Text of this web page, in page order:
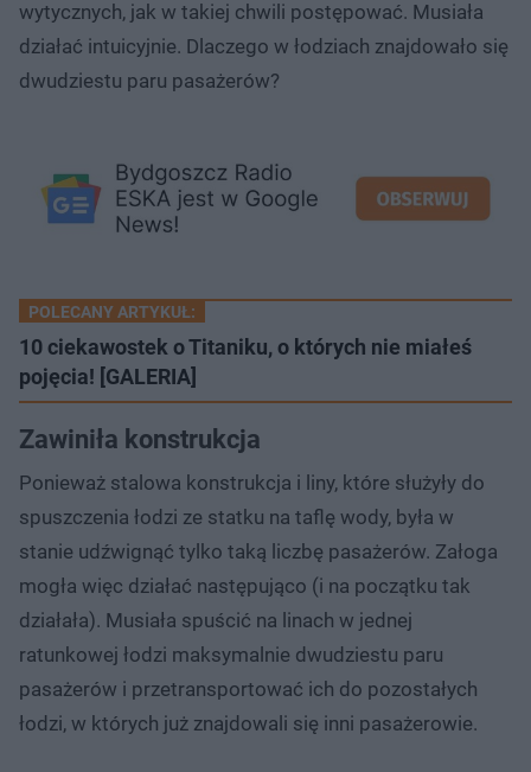
wytycznych, jak w takiej chwili postępować. Musiała
działać intuicyjnie. Dlaczego w łodziach znajdowało się
dwudziestu paru pasażerów?
POLECANY ARTYKUŁ:
10 ciekawostek o Titaniku, o których nie miałeś
pojęcia! [GALERIA]
Zawiniła konstrukcja
Ponieważ stalowa konstrukcja i liny, które służyły do
spuszczenia łodzi ze statku na taflę wody, była w
stanie udźwignąć tylko taką liczbę pasażerów. Załoga
mogła więc działać następująco (i na początku tak
działała). Musiała spuścić na linach w jednej
ratunkowej łodzi maksymalnie dwudziestu paru
pasażerów i przetransportować ich do pozostałych
łodzi, w których już znajdowali się inni pasażerowie.